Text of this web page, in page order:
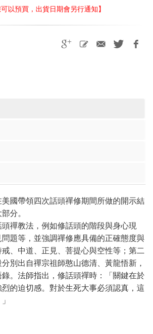
以預買，出貨日期會另行通知】
國帶領四次話頭禪修期間所做的開示結
分。
禪教法，例如修話頭的階段與身心現
題等，並強調禪修應具備的正確態度與
、中道、正見、菩提心與空性等；第二
別出自禪宗祖師憨山德清、黃龍悟新，
錄。法師指出，修話頭禪時：「關鍵在於
的迫切感。對於生死大事必須認真，這